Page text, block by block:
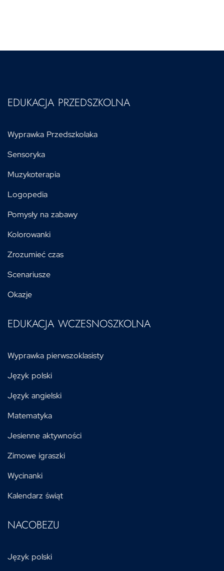
EDUKACJA PRZEDSZKOLNA
Wyprawka Przedszkolaka
Sensoryka
Muzykoterapia
Logopedia
Pomysły na zabawy
Kolorowanki
Zrozumieć czas
Scenariusze
Okazje
EDUKACJA WCZESNOSZKOLNA
Wyprawka pierwszoklasisty
Język polski
Język angielski
Matematyka
Jesienne aktywności
Zimowe igraszki
Wycinanki
Kalendarz świąt
NACOBEZU
Język polski